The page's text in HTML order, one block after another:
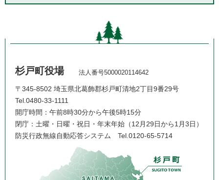
杉戸町役場 法人番号5000020114642
〒345-8502 埼玉県北葛飾郡杉戸町清地2丁目9番29号
Tel.0480-33-1111
開庁時間：午前8時30分から午後5時15分
閉庁：土曜・日曜・祝日・年末年始（12月29日から1月3日）
防災行政無線自動応答システム Tel.0120-65-5714